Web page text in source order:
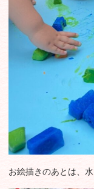
お絵描きのあとは、